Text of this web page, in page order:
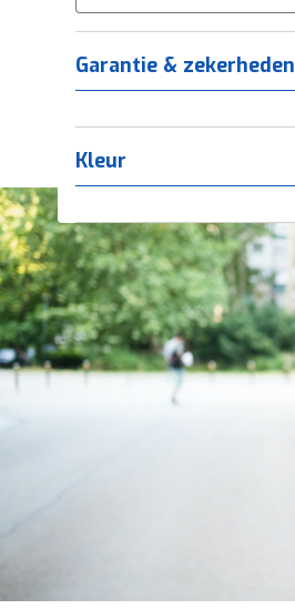
Tica
Garantie & zekerheden
Kleur